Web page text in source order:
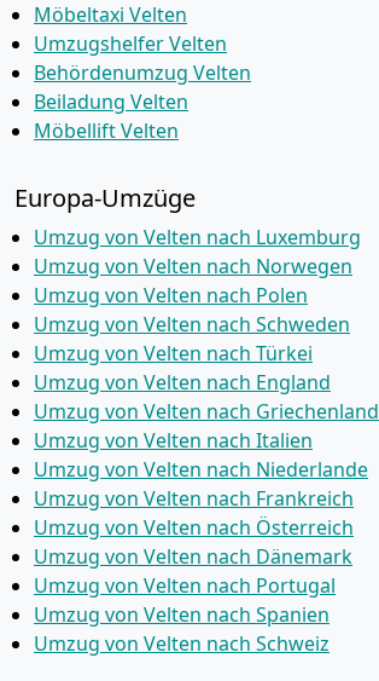
Möbeltaxi Velten
Umzugshelfer Velten
Behördenumzug Velten
Beiladung Velten
Möbellift Velten
Europa-Umzüge
Umzug von Velten nach Luxemburg
Umzug von Velten nach Norwegen
Umzug von Velten nach Polen
Umzug von Velten nach Schweden
Umzug von Velten nach Türkei
Umzug von Velten nach England
Umzug von Velten nach Griechenland
Umzug von Velten nach Italien
Umzug von Velten nach Niederlande
Umzug von Velten nach Frankreich
Umzug von Velten nach Österreich
Umzug von Velten nach Dänemark
Umzug von Velten nach Portugal
Umzug von Velten nach Spanien
Umzug von Velten nach Schweiz